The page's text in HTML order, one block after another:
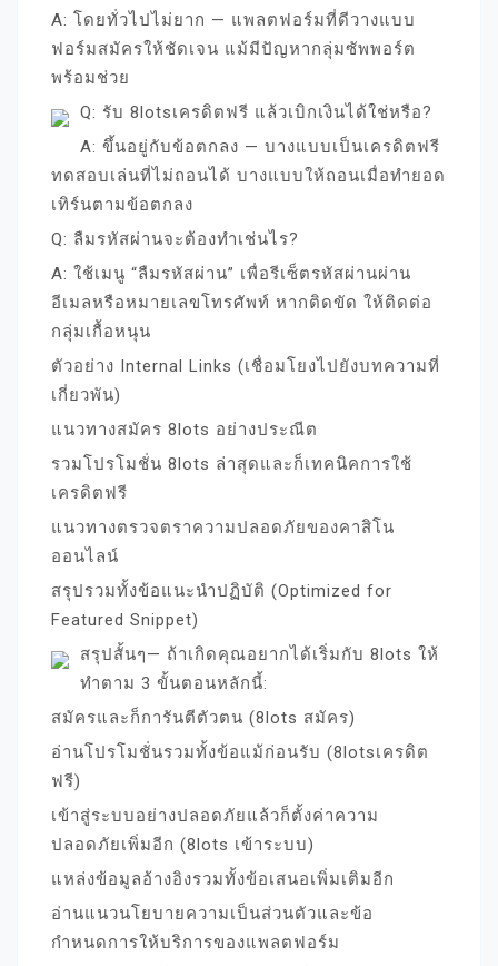
A: โดยทั่วไปไม่ยาก — แพลตฟอร์มที่ดีวางแบบ
ฟอร์มสมัครให้ชัดเจน แม้มีปัญหากลุ่มซัพพอร์ต
พร้อมช่วย
Q: รับ 8lotsเครดิตฟรี แล้วเบิกเงินได้ใช่หรือ?
A: ขึ้นอยู่กับข้อตกลง — บางแบบเป็นเครดิตฟรี
ทดสอบเล่นที่ไม่ถอนได้ บางแบบให้ถอนเมื่อทำยอด
เทิร์นตามข้อตกลง
Q: ลืมรหัสผ่านจะต้องทำเช่นไร?
A: ใช้เมนู “ลืมรหัสผ่าน” เพื่อรีเซ็ตรหัสผ่านผ่าน
อีเมลหรือหมายเลขโทรศัพท์ หากติดขัด ให้ติดต่อ
กลุ่มเกื้อหนุน
ตัวอย่าง Internal Links (เชื่อมโยงไปยังบทความที่
เกี่ยวพัน)
แนวทางสมัคร 8lots อย่างประณีต
รวมโปรโมชั่น 8lots ล่าสุดและก็เทคนิคการใช้
เครดิตฟรี
แนวทางตรวจตราความปลอดภัยของคาสิโน
ออนไลน์
สรุปรวมทั้งข้อแนะนำปฏิบัติ (Optimized for
Featured Snippet)
สรุปสั้นๆ— ถ้าเกิดคุณอยากได้เริ่มกับ 8lots ให้
ทำตาม 3 ขั้นตอนหลักนี้:
สมัครและก็การันตีตัวตน (8lots สมัคร)
อ่านโปรโมชั่นรวมทั้งข้อแม้ก่อนรับ (8lotsเครดิต
ฟรี)
เข้าสู่ระบบอย่างปลอดภัยแล้วก็ตั้งค่าความ
ปลอดภัยเพิ่มอีก (8lots เข้าระบบ)
แหล่งข้อมูลอ้างอิงรวมทั้งข้อเสนอเพิ่มเติมอีก
อ่านแนวนโยบายความเป็นส่วนตัวและข้อ
กำหนดการให้บริการของแพลตฟอร์ม